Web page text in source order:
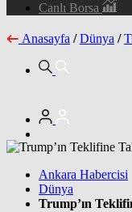
Canlı Borsa
Anasayfa / Dünya /
Ankara Habercisi
Dünya
Trump’ın